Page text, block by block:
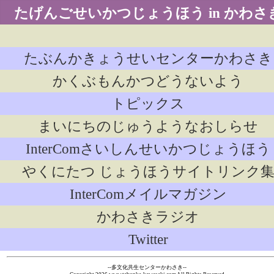
たげんごせいかつじょうほう in かわさ
たぶんかきょうせいセンターかわさき
かくぶもんかつどうないよう
トピックス
まいにちのじゅうようなおしらせ
InterComさいしんせいかつじょうほう
やくにたつ じょうほうサイトリンク集
InterComメイルマガジン
かわさきラジオ
Twitter
--多文化共生センターかわさき--